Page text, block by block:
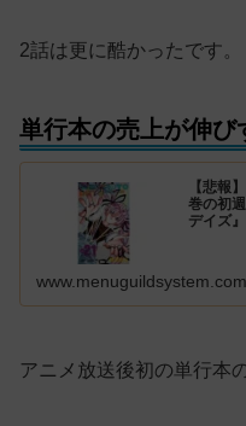
2話は更に酷かったです。
単行本の売上が伸び
【悲報
巻の初
デイズ』
www.menuguildsystem.com
アニメ放送後初の単行本